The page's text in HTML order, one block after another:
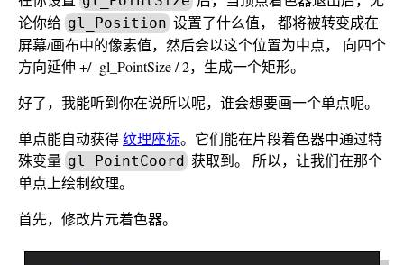
论你给 gl_Position 设置了什么值， 都将被转变成在
屏幕/画布中的像素值，然后会以这个位置为中点， 向四个
方向延伸 +/- gl_PointSize / 2，生成一个矩形。
好了，我能听到你在说所以呢，谁会想要画一个单点呢。
单点能自动获得纹理座标。它们能在片段着色器中通过特
殊变量 gl_PointCoord 获取到。 所以，让我们在那个
单点上绘制纹理。
首先，修改片元着色器。